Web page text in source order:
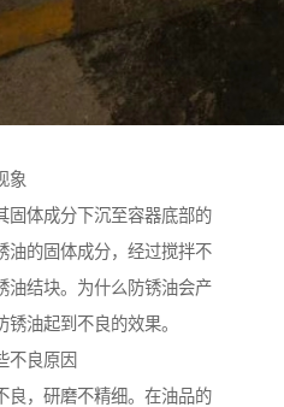
象
固体成分下沉至容器底部的
油的固体成分，经过搅拌不
油结块。为什么防锈油会产
油起到不良的效果。
不良原因
良，研磨不精细。在油品的